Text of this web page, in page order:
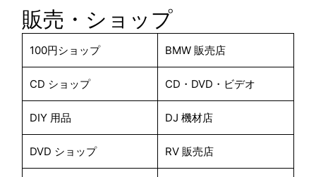
販売・ショップ
100円ショップ BMW 販売店
CD ショップ CD・DVD・ビデオ
DIY 用品 DJ 機材店
DVD ショップ RV 販売店